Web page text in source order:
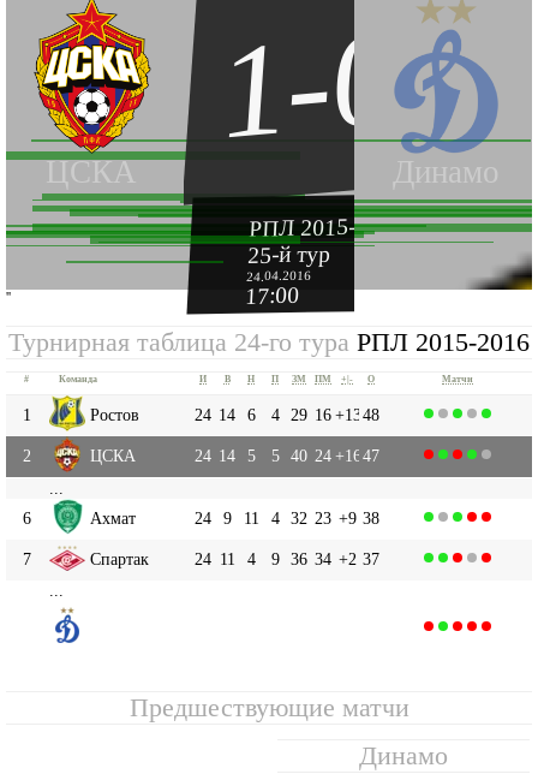
ЦСКА Динамо
1-0
РПЛ 2015-2016
25-й тур
24.04.2016
17:00
''
Турнирная таблица 24-го тура РПЛ 2015-2016
# Команда И В Н П ЗМ ПМ +|- О Матчи
1 Ростов 24 14 6 4 29 16+1348
2 ЦСКА 24 14 5 5 40 24+1647
6
Ахмат 24 9 11 4 32 23 +9 38
7 Спартак 24 11 4 9 36 34 +2 37
Предшествующие матчи
Динамо